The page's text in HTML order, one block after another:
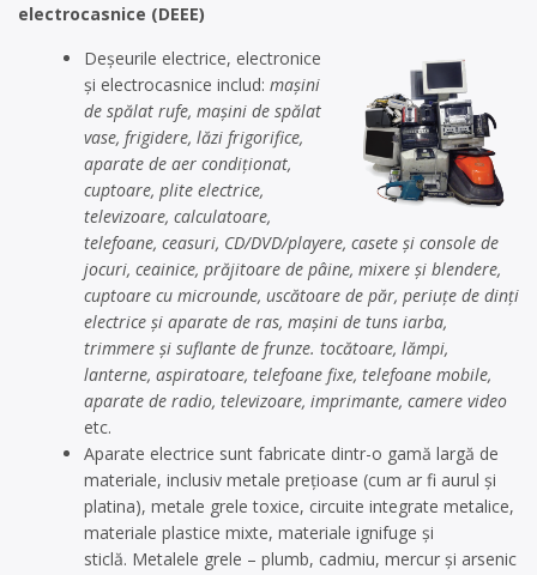
electrocasnice (DEEE)
Deșeurile electrice, electronice
și electrocasnice includ: mașini
de spălat rufe, mașini de spălat
vase, frigidere, lăzi frigorifice,
aparate de aer condiționat,
cuptoare, plite electrice,
televizoare, calculatoare,
telefoane, ceasuri, CD/DVD/playere, casete și console de
jocuri, ceainice, prăjitoare de pâine, mixere și blendere,
cuptoare cu microunde, uscătoare de păr, periuțe de dinți
electrice și aparate de ras, mașini de tuns iarba,
trimmere și suflante de frunze. tocătoare, lămpi,
lanterne, aspiratoare, telefoane fixe, telefoane mobile,
aparate de radio, televizoare, imprimante, camere video
etc.
Aparate electrice sunt fabricate dintr-o gamă largă de
materiale, inclusiv metale prețioase (cum ar fi aurul și
platina), metale grele toxice, circuite integrate metalice,
materiale plastice mixte, materiale ignifuge și
sticlă. Metalele grele – plumb, cadmiu, mercur și arsenic